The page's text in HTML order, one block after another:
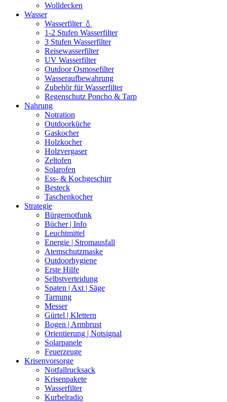
Wolldecken
Wasser
Wasserfilter 💧
1-2 Stufen Wasserfilter
3 Stufen Wasserfilter
Reisewasserfilter
UV Wasserfilter
Outdoor Osmosefilter
Wasseraufbewahrung
Zubehör für Wasserfilter
Regenschutz Poncho & Tarp
Nahrung
Notration
Outdoorküche
Gaskocher
Holzkocher
Holzvergaser
Zeltofen
Solarofen
Ess- & Kochgeschirr
Besteck
Taschenkocher
Strategie
Bürgernotfunk
Bücher | Info
Leuchtmittel
Energie | Stromausfall
Atemschutzmaske
Outdoorhygiene
Erste Hilfe
Selbstverteidung
Spaten | Axt | Säge
Tarnung
Messer
Gürtel | Klettern
Bogen | Armbrust
Orientierung | Notsignal
Solarpanele
Feuerzeuge
Krisenvorsorge
Notfallrucksack
Krisenpakete
Wasserfilter
Kurbelradio